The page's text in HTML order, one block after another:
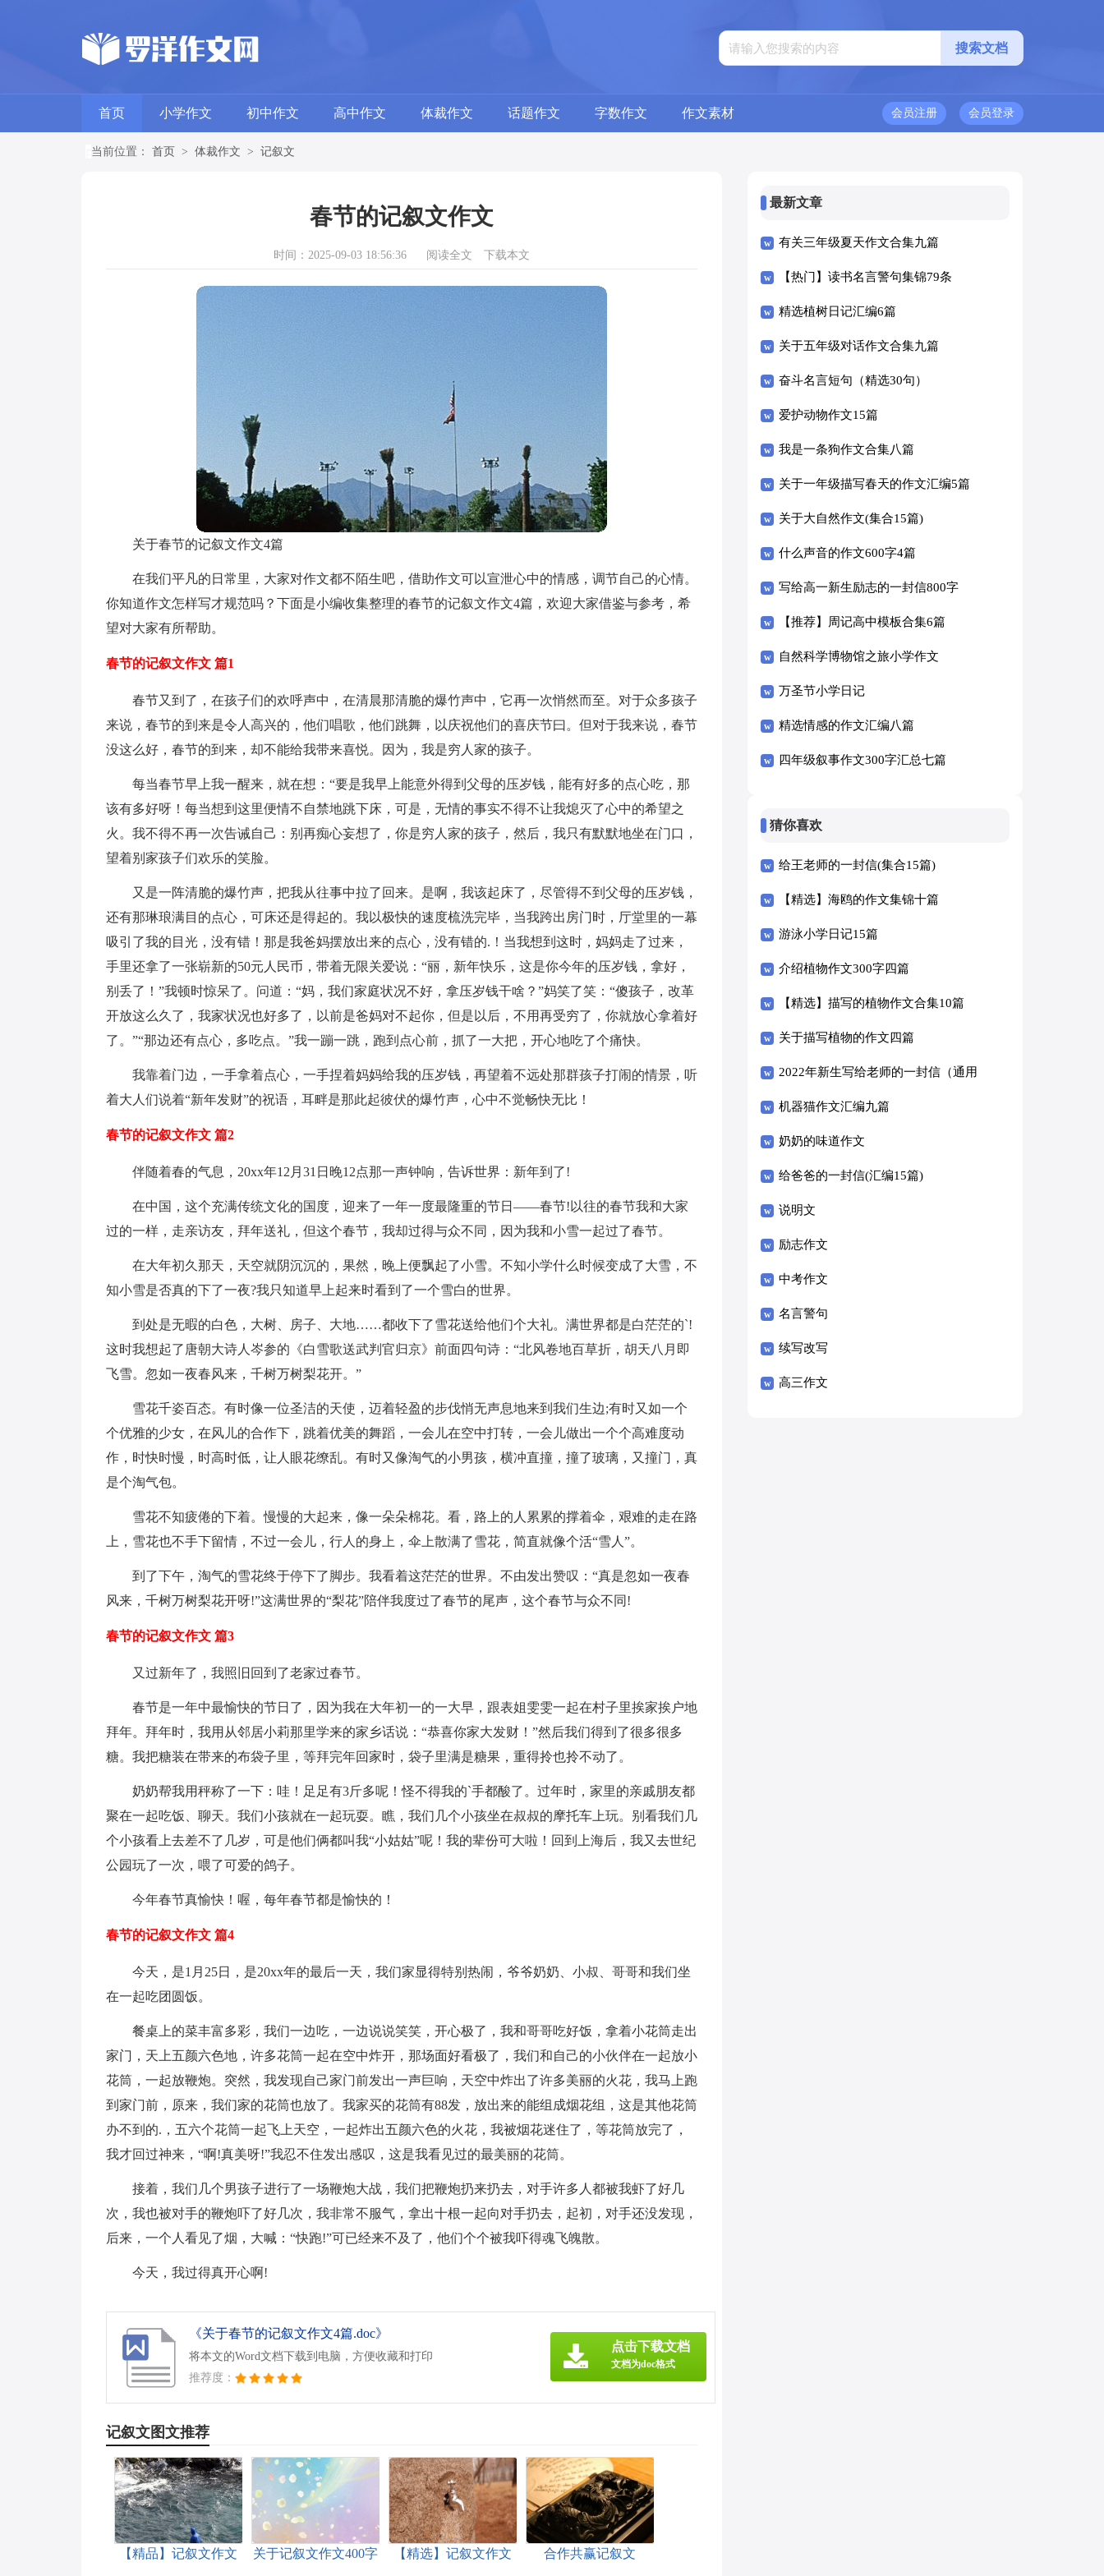
首页 小学作文 初中作文 高中作文 体裁作文 话题作文 字数作文 作文素材 会员登录
会员注册
当前位置： 首页 > 体裁作文 > 记叙文
春节的记叙文作文
时间：2025-09-03 18:56:36 阅读全文 下载本文
关于春节的记叙文作文4篇
在我们平凡的日常里，大家对作文都不陌生吧，借助作文可以宣泄心中的情感，调节自己的心情。
你知道作文怎样写才规范吗？下面是小编收集整理的春节的记叙文作文4篇，欢迎大家借鉴与参考，希
望对大家有所帮助。
春节的记叙文作文 篇1
春节又到了，在孩子们的欢呼声中，在清晨那清脆的爆竹声中，它再一次悄然而至。对于众多孩子
来说，春节的到来是令人高兴的，他们唱歌，他们跳舞，以庆祝他们的喜庆节曰。但对于我来说，春节
没这么好，春节的到来，却不能给我带来喜悦。因为，我是穷人家的孩子。
每当春节早上我一醒来，就在想：“要是我早上能意外得到父母的压岁钱，能有好多的点心吃，那
该有多好呀！每当想到这里便情不自禁地跳下床，可是，无情的事实不得不让我熄灭了心中的希望之
火。我不得不再一次告诫自己：别再痴心妄想了，你是穷人家的孩子，然后，我只有默默地坐在门口，
望着别家孩子们欢乐的笑脸。
又是一阵清脆的爆竹声，把我从往事中拉了回来。是啊，我该起床了，尽管得不到父母的压岁钱，
还有那琳琅满目的点心，可床还是得起的。我以极快的速度梳洗完毕，当我跨出房门时，厅堂里的一幕
吸引了我的目光，没有错！那是我爸妈摆放出来的点心，没有错的.！当我想到这时，妈妈走了过来，
手里还拿了一张崭新的50元人民币，带着无限关爱说：“丽，新年快乐，这是你今年的压岁钱，拿好，
别丢了！”我顿时惊呆了。问道：“妈，我们家庭状况不好，拿压岁钱干啥？”妈笑了笑：“傻孩子，改革
开放这么久了，我家状况也好多了，以前是爸妈对不起你，但是以后，不用再受穷了，你就放心拿着好
了。”“那边还有点心，多吃点。”我一蹦一跳，跑到点心前，抓了一大把，开心地吃了个痛快。
我靠着门边，一手拿着点心，一手捏着妈妈给我的压岁钱，再望着不远处那群孩子打闹的情景，听
着大人们说着“新年发财”的祝语，耳畔是那此起彼伏的爆竹声，心中不觉畅快无比！
春节的记叙文作文 篇2
伴随着春的气息，20xx年12月31日晚12点那一声钟响，告诉世界：新年到了!
在中国，这个充满传统文化的国度，迎来了一年一度最隆重的节日——春节!以往的春节我和大家
过的一样，走亲访友，拜年送礼，但这个春节，我却过得与众不同，因为我和小雪一起过了春节。
在大年初久那天，天空就阴沉沉的，果然，晚上便飘起了小雪。不知小学什么时候变成了大雪，不
知小雪是否真的下了一夜?我只知道早上起来时看到了一个雪白的世界。
到处是无暇的白色，大树、房子、大地……都收下了雪花送给他们个大礼。满世界都是白茫茫的`!
这时我想起了唐朝大诗人岑参的《白雪歌送武判官归京》前面四句诗：“北风卷地百草折，胡天八月即
飞雪。忽如一夜春风来，千树万树梨花开。”
雪花千姿百态。有时像一位圣洁的天使，迈着轻盈的步伐悄无声息地来到我们生边;有时又如一个
个优雅的少女，在风儿的合作下，跳着优美的舞蹈，一会儿在空中打转，一会儿做出一个个高难度动
作，时快时慢，时高时低，让人眼花缭乱。有时又像淘气的小男孩，横冲直撞，撞了玻璃，又撞门，真
是个淘气包。
雪花不知疲倦的下着。慢慢的大起来，像一朵朵棉花。看，路上的人累累的撑着伞，艰难的走在路
上，雪花也不手下留情，不过一会儿，行人的身上，伞上散满了雪花，简直就像个活“雪人”。
到了下午，淘气的雪花终于停下了脚步。我看着这茫茫的世界。不由发出赞叹：“真是忽如一夜春
风来，千树万树梨花开呀!”这满世界的“梨花”陪伴我度过了春节的尾声，这个春节与众不同!
春节的记叙文作文 篇3
又过新年了，我照旧回到了老家过春节。
春节是一年中最愉快的节日了，因为我在大年初一的一大早，跟表姐雯雯一起在村子里挨家挨户地
拜年。拜年时，我用从邻居小莉那里学来的家乡话说：“恭喜你家大发财！”然后我们得到了很多很多
糖。我把糖装在带来的布袋子里，等拜完年回家时，袋子里满是糖果，重得拎也拎不动了。
奶奶帮我用秤称了一下：哇！足足有3斤多呢！怪不得我的`手都酸了。过年时，家里的亲戚朋友都
聚在一起吃饭、聊天。我们小孩就在一起玩耍。瞧，我们几个小孩坐在叔叔的摩托车上玩。别看我们几
个小孩看上去差不了几岁，可是他们俩都叫我“小姑姑”呢！我的辈份可大啦！回到上海后，我又去世纪
公园玩了一次，喂了可爱的鸽子。
今年春节真愉快！喔，每年春节都是愉快的！
春节的记叙文作文 篇4
今天，是1月25日，是20xx年的最后一天，我们家显得特别热闹，爷爷奶奶、小叔、哥哥和我们坐
在一起吃团圆饭。
餐桌上的菜丰富多彩，我们一边吃，一边说说笑笑，开心极了，我和哥哥吃好饭，拿着小花筒走出
家门，天上五颜六色地，许多花筒一起在空中炸开，那场面好看极了，我们和自己的小伙伴在一起放小
花筒，一起放鞭炮。突然，我发现自己家门前发出一声巨响，天空中炸出了许多美丽的火花，我马上跑
到家门前，原来，我们家的花筒也放了。我家买的花筒有88发，放出来的能组成烟花组，这是其他花筒
办不到的.，五六个花筒一起飞上天空，一起炸出五颜六色的火花，我被烟花迷住了，等花筒放完了，
我才回过神来，“啊!真美呀!”我忍不住发出感叹，这是我看见过的最美丽的花筒。
接着，我们几个男孩子进行了一场鞭炮大战，我们把鞭炮扔来扔去，对手许多人都被我虾了好几
次，我也被对手的鞭炮吓了好几次，我非常不服气，拿出十根一起向对手扔去，起初，对手还没发现，
后来，一个人看见了烟，大喊：“快跑!”可已经来不及了，他们个个被我吓得魂飞魄散。
今天，我过得真开心啊!
《关于春节的记叙文作文4篇.doc》
将本文的Word文档下载到电脑，方便收藏和打印
推荐度：
点击下载文档
文档为doc格式
记叙文图文推荐
【精品】记叙文作文
关于记叙文作文400字
【精选】记叙文作文
合作共赢记叙文
最新文章
有关三年级夏天作文合集九篇
【热门】读书名言警句集锦79条
精选植树日记汇编6篇
关于五年级对话作文合集九篇
奋斗名言短句（精选30句）
爱护动物作文15篇
我是一条狗作文合集八篇
关于一年级描写春天的作文汇编5篇
关于大自然作文(集合15篇)
什么声音的作文600字4篇
写给高一新生励志的一封信800字
（精选5篇）
【推荐】周记高中模板合集6篇
自然科学博物馆之旅小学作文
万圣节小学日记
精选情感的作文汇编八篇
四年级叙事作文300字汇总七篇
猜你喜欢
给王老师的一封信(集合15篇)
【精选】海鸥的作文集锦十篇
游泳小学日记15篇
介绍植物作文300字四篇
【精选】描写的植物作文合集10篇
关于描写植物的作文四篇
2022年新生写给老师的一封信（通用
8篇）
机器猫作文汇编九篇
奶奶的味道作文
给爸爸的一封信(汇编15篇)
说明文
励志作文
中考作文
名言警句
续写改写
高三作文